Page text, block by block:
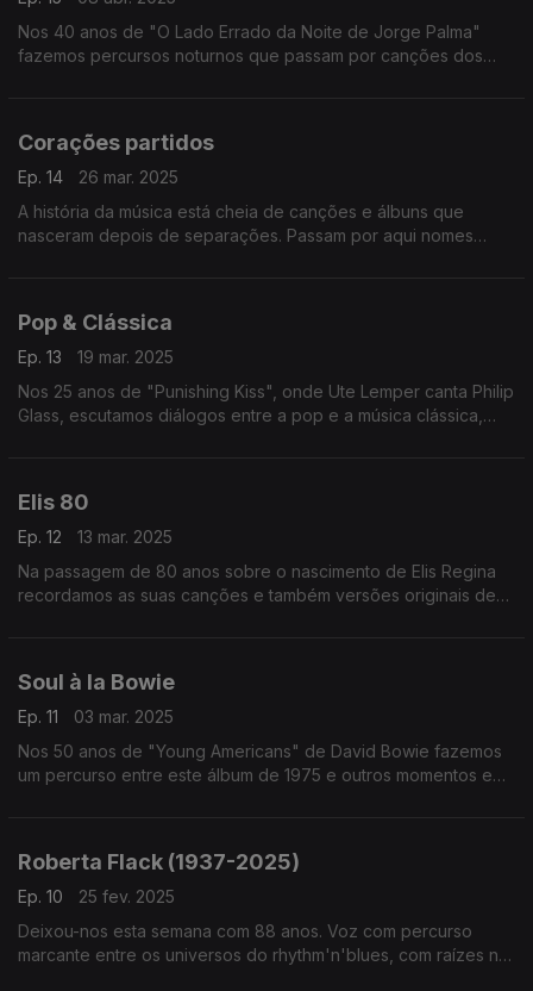
Nos 40 anos de "O Lado Errado da Noite de Jorge Palma"
fazemos percursos noturnos que passam por canções dos
Corações partidos
Ep. 14
26 mar. 2025
A história da música está cheia de canções e álbuns que
nasceram depois de separações. Passam por aqui nomes
Pop & Clássica
Ep. 13
19 mar. 2025
Nos 25 anos de "Punishing Kiss", onde Ute Lemper canta Philip
Glass, escutamos diálogos entre a pop e a música clássica,
Elis 80
Ep. 12
13 mar. 2025
Na passagem de 80 anos sobre o nascimento de Elis Regina
recordamos as suas canções e também versões originais de
Soul à la Bowie
Ep. 11
03 mar. 2025
Nos 50 anos de "Young Americans" de David Bowie fazemos
um percurso entre este álbum de 1975 e outros momentos em
Roberta Flack (1937-2025)
Ep. 10
25 fev. 2025
Deixou-nos esta semana com 88 anos. Voz com percurso
marcante entre os universos do rhythm'n'blues, com raízes no